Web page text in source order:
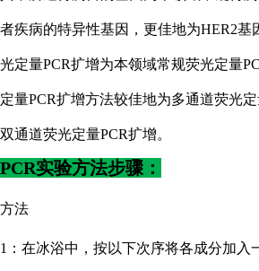
者疾病的特异性基因，更佳地为HER2基
光定量PCR扩增为本领域常规荧光定量
定量PCR扩增方法较佳地为多通道荧光
双通道荧光定量PCR扩增。
PCR实验方法步骤：
方法
1：在冰浴中，按以下次序将各成分加入